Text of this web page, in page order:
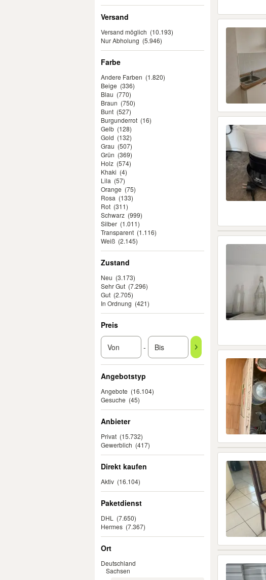
Versand
Versand möglich (10.193)
Nur Abholung (5.946)
Farbe
Andere Farben (1.820)
Beige (336)
Blau (770)
Braun (750)
Bunt (527)
Burgunderrot (16)
Gelb (128)
Gold (132)
Grau (507)
Grün (369)
Holz (574)
Khaki (4)
Lila (57)
Orange (75)
Rosa (133)
Rot (311)
Schwarz (999)
Silber (1.011)
Transparent (1.116)
Weiß (2.145)
Zustand
Neu (3.173)
Sehr Gut (7.296)
Gut (2.705)
In Ordnung (421)
Preis
-
Angebotstyp
Angebote (16.104)
Gesuche (45)
Anbieter
Privat (15.732)
Gewerblich (417)
Direkt kaufen
Aktiv (16.104)
Paketdienst
DHL
(7.650)
Hermes (7.367)
Ort
Deutschland
Sachsen